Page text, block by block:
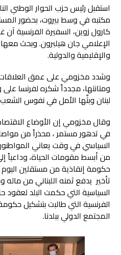
استقبل رئيس حزب الحوار الوطني
مكتبه في وسط بيروت، بحضور
كارول زوين، السفيرة الفرنسية آن
الإعلامي جان هيلبرون. وبحث
والإقليمية والدولية.
وشدد مخزومي على عمق العلاقات
ومتانتها، مجدداً شكره لفرنسا
لبنان وبثّها الأمل في نفوس الشعب
وقال مخزومي إن الأوضاع
في تدهور مستمر ، محذراً من
السياسي في وقت يعاني
من أبسط مقومات الحياة، وداعياً
حكومة إنقاذية من مستقلين
تأخير يدفع ثمنه اللبناني من ماله
السياسية التي حكمت البلد لعقود
الفرنسية التي طالبت بتشكيل
المجتمع الدولي ببلدنا.